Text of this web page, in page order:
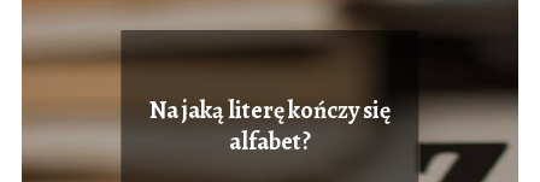
Na jaką literę kończy się
alfabet?